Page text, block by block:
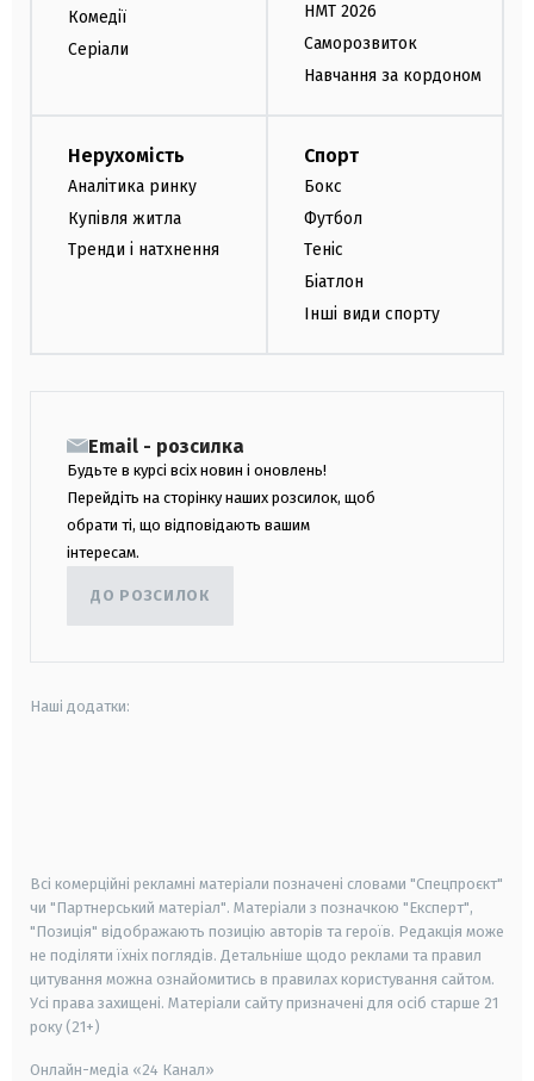
Комедії
Серіали
НМТ 2026
Саморозвиток
Навчання за кордоном
Нерухомість
Аналітика ринку
Купівля житла
Тренди і натхнення
Спорт
Бокс
Футбол
Теніс
Біатлон
Інші види спорту
Email - розсилка
Будьте в курсі всіх новин і оновлень!
Перейдіть на сторінку наших розсилок, щоб
обрати ті, що відповідають вашим
інтересам.
ДО РОЗСИЛОК
Наші додатки:
Всі комерційні рекламні матеріали позначені словами "Спецпроєкт"
чи "Партнерський матеріал". Матеріали з позначкою "Експерт",
"Позиція" відображають позицію авторів та героїв. Редакція може
не поділяти їхніх поглядів. Детальніше щодо реклами та правил
цитування можна ознайомитись в правилах користування сайтом.
Усі права захищені. Матеріали сайту призначені для осіб старше 21
року (21+)
Онлайн-медіа «24 Канал»